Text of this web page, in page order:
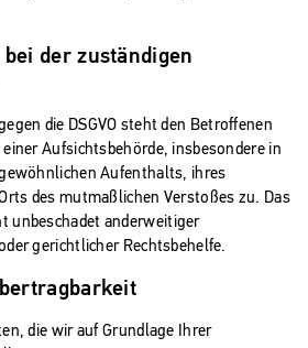
der zuständigen
die DSGVO steht den Betroffenen
Aufsichtsbehörde, insbesondere in
Aufenthalts, ihres
des mutmaßlichen Verstoßes zu. Das
unbeschadet anderweitiger
gerichtlicher Rechtsbehelfe.
die wir auf Grundlage Ihrer